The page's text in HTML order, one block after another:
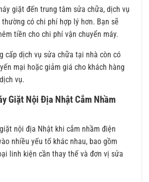
giặt đến trung tâm sửa chữa, dịch vụ
có chi phí hợp lý hơn. Bạn sẽ
tiền cho chi phí vận chuyển máy.
cấp dịch vụ sửa chữa tại nhà còn có
mại hoặc giảm giá cho khách hàng
vụ.
Giặt Nội Địa Nhật Cắm Nhầm
nội địa Nhật khi cắm nhầm điện
nhiều yếu tố khác nhau, bao gồm
linh kiện cần thay thế và đơn vị sửa